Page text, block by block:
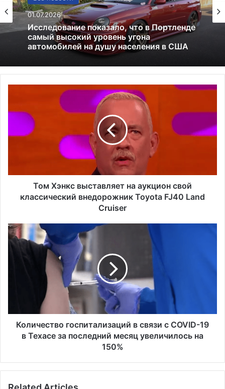
Все новости
01.07.2026
Исследование показало, что в Портленде
самый высокий уровень угона
автомобилей на душу населения в США
Погода
12.12.2025
Погода в Киеве: прогноз, климат и
особенности зимней столицы
м
в
в
л
н
в
Том Хэнкс выставляет на аукцион свой
классический внедорожник Toyota FJ40 Land
Cruiser
К
о
л
в
т
Количество госпитализаций в связи с COVID-19
в Техасе за последний месяц увеличилось на
150%